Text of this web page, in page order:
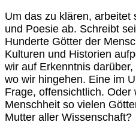
Um das zu klären, arbeitet
und Poesie ab. Schreibt
Hunderte Götter der
Kulturen und Historien
wir auf Erkenntnis
wo wir hingehen. Eine im
Frage, offensichtlich. Oder
Menschheit so vielen
Mutter aller Wissenschaft?